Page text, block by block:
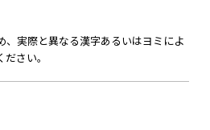
、実際と異なる漢字あるいはヨミによ
さい。